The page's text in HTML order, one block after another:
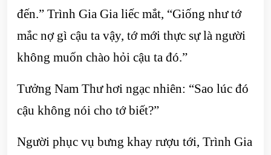
đến.” Trình Gia Gia liếc mắt, “Giống như tớ
mắc nợ gì cậu ta vậy, tớ mới thực sự là người
không muốn chào hỏi cậu ta đó.”
Tưởng Nam Thư hơi ngạc nhiên: “Sao lúc đó
cậu không nói cho tớ biết?”
Người phục vụ bưng khay rượu tới, Trình Gia